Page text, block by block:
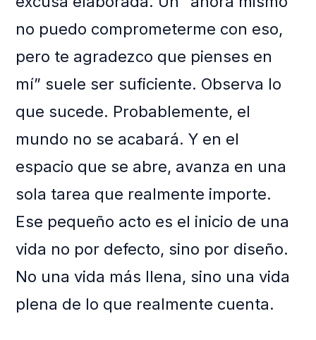
no puedo comprometerme con eso,
pero te agradezco que pienses en
mí” suele ser suficiente. Observa lo
que sucede. Probablemente, el
mundo no se acabará. Y en el
espacio que se abre, avanza en una
sola tarea que realmente importe.
Ese pequeño acto es el inicio de una
vida no por defecto, sino por diseño.
No una vida más llena, sino una vida
plena de lo que realmente cuenta.